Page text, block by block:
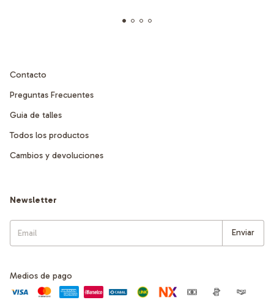
Contacto
Preguntas Frecuentes
Guia de talles
Todos los productos
Cambios y devoluciones
Newsletter
Medios de pago